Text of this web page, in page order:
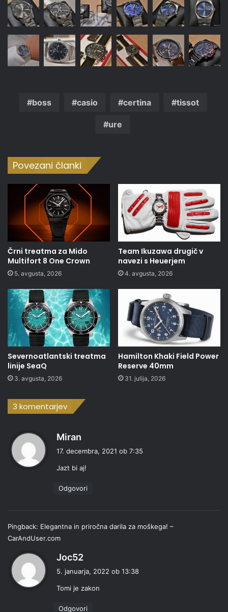
boss casio certina tissot
ure
Povezani članki
Črni treatma za Mido
Multifort 8 One Crown
5. avgusta, 2026
Team Ikuzawa drugič v
navezi s Heuerjem
4. avgusta, 2026
Severnoatlantski treatma
linije SeaQ
3. avgusta, 2026
Hamilton Khaki Field Power
Reserve 40mm
31. julija, 2026
3 komentarjev
Miran
v
:
17. decembra, 2021 ob 7:35
Jazt bi aj!
Odgovori
Pingback: Elegantna in priročna darila za moškega! –
CarAndUser.com
Joc52
r
v
5. januarja, 2022 ob 13:38
Tomi je zakon
Odgovori